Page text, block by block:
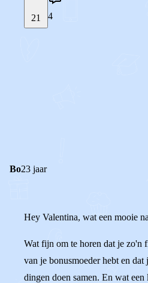
21 4
Bo23 jaar
Hey Valentina, wat een mooie
Wat fijn om te horen dat je zo'n
van je bonusmoeder hebt en
dingen doen samen. En wat